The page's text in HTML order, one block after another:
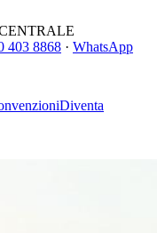
403 8868 · WhatsApp
Diventa